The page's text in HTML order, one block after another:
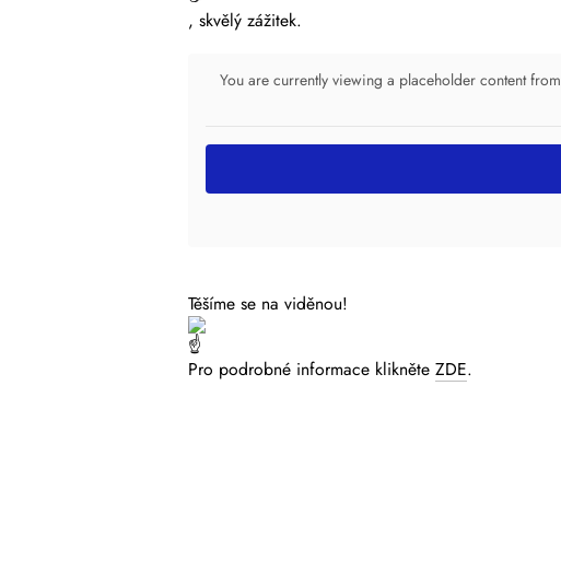
, skvělý zážitek.
You are currently viewing a placeholder content from
Těšíme se na viděnou!
Pro podrobné informace klikněte ZDE.